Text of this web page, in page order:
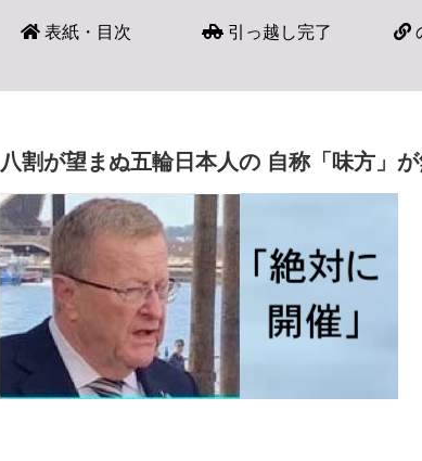
表紙・目次 引っ越し完了
八割が望まぬ五輪日本人の 自称「味方」